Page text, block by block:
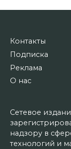
Контакты
Подписка
Реклама
О нас
Сетевое
надзору в
технологий и